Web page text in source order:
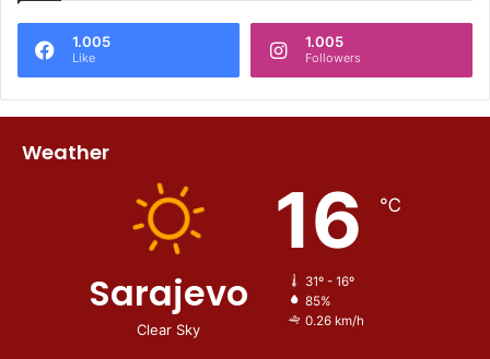
1.005
Like
1.005
Followers
Weather
Sarajevo
Clear Sky
16 ℃
31º - 16º
85%
0.26 km/h